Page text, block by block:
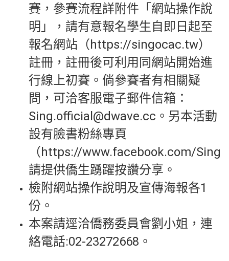
賽，參賽流程詳附件「網站操作說
明」，請有意報名學生自即日起至
報名網站（https://singocac.tw）
註冊，註冊後可利用同網站開始進
行線上初賽。倘參賽者有相關疑
問，可洽客服電子郵件信箱：
Sing.official@dwave.cc。另本活動
設有臉書粉絲專頁
（https://www.facebook.com/
請提供僑生踴躍按讚分享。
檢附網站操作說明及宣傳海報各1
份。
本案請逕洽僑務委員會劉小姐，連
絡電話:02-23272668。